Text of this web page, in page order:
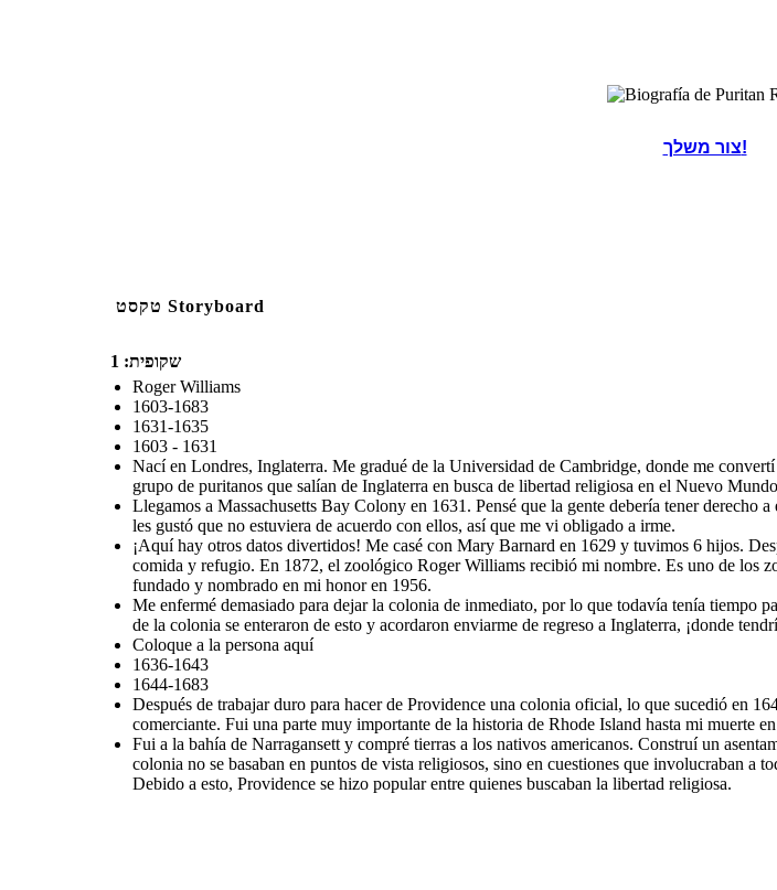
צור משלך!
טקסט Storyboard
שקופית: 1
Roger Williams
1603-1683
1631-1635
1603 - 1631
Nací en Londres, Inglaterra. Me gradué de la Universidad de Cambridge, donde me
grupo de puritanos que salían de Inglaterra en busca de libertad religiosa en el Nuevo
Llegamos a Massachusetts Bay Colony en 1631. Pensé que la gente debería tener
les gustó que no estuviera de acuerdo con ellos, así que me vi obligado a irme.
¡Aquí hay otros datos divertidos! Me casé con Mary Barnard en 1629 y tuvimos 6 hijos.
comida y refugio. En 1872, el zoológico Roger Williams recibió mi nombre. Es uno de los
fundado y nombrado en mi honor en 1956.
Me enfermé demasiado para dejar la colonia de inmediato, por lo que todavía tenía tiempo
de la colonia se enteraron de esto y acordaron enviarme de regreso a Inglaterra, ¡donde
Coloque a la persona aquí
1636-1643
1644-1683
Después de trabajar duro para hacer de Providence una colonia oficial, lo que sucedió en
comerciante. Fui una parte muy importante de la historia de Rhode Island hasta mi muerte
Fui a la bahía de Narragansett y compré tierras a los nativos americanos. Construí un
colonia no se basaban en puntos de vista religiosos, sino en cuestiones que involucraban a
Debido a esto, Providence se hizo popular entre quienes buscaban la libertad religiosa.